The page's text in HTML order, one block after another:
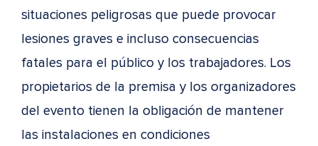
situaciones peligrosas que puede provocar
lesiones graves e incluso consecuencias
fatales para el público y los trabajadores. Los
propietarios de la premisa y los organizadores
del evento tienen la obligación de mantener
las instalaciones en condiciones